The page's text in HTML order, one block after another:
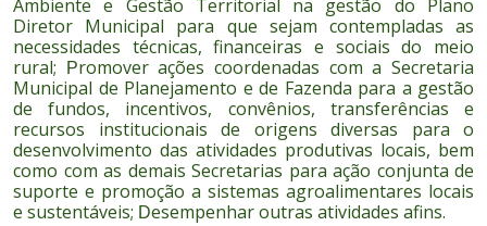
Ambiente e Gestão Territorial na gestão do Plano
Diretor Municipal para que sejam contempladas as
necessidades técnicas, financeiras e sociais do meio
rural;
Promover ações coordenadas com a Secretaria
Municipal de Planejamento e de Fazenda para a gestão
de fundos, incentivos, convênios, transferências e
recursos institucionais de origens diversas para o
desenvolvimento das atividades produtivas locais, bem
como com as demais Secretarias para ação conjunta de
suporte e promoção a sistemas agroalimentares locais
e sustentáveis; Desempenhar outras atividades afins.